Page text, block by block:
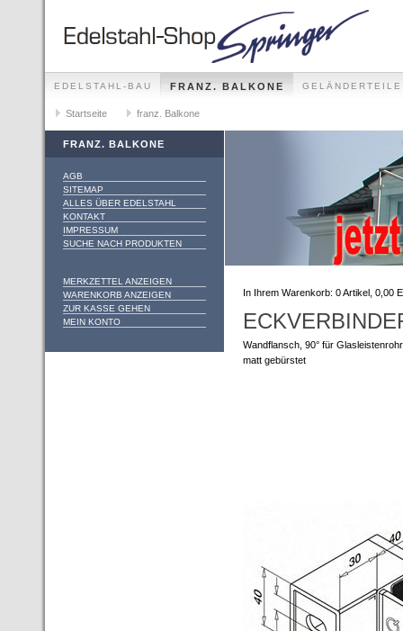
EDELSTAHL-BAU FRANZ. BALKONE
GELÄNDER-SETS FÜR ALLE MONTAGEMÖGLICHKEITEN
Startseite franz. Balkone
FRANZ. BALKONE
AGB
SITEMAP
ALLES ÜBER EDELSTAHL
KONTAKT
IMPRESSUM
SUCHE NACH PRODUKTEN
MERKZETTEL ANZEIGEN
WARENKORB ANZEIGEN
ZUR KASSE GEHEN
MEIN KONTO
In Ihrem Warenkorb: 0Artikel, 0,00
Wandflansch, 90° für
matt gebürstet